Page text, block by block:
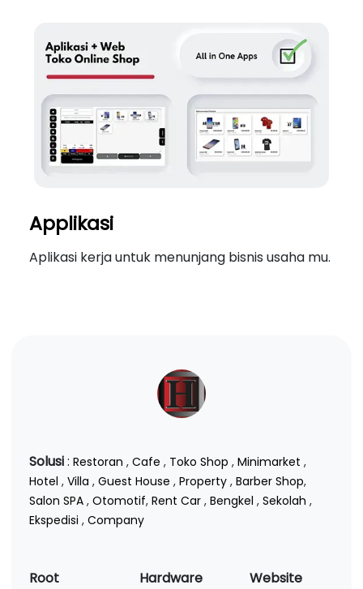
Applikasi
Aplikasi kerja untuk menunjang bisnis usaha mu.
Solusi: Restoran , Cafe , Toko Shop , Minimarket ,
Hotel , Villa , Guest House , Property , Barber Shop,
Salon SPA , Otomotif, Rent Car , Bengkel , Sekolah ,
Ekspedisi , Company
Root Hardware Website